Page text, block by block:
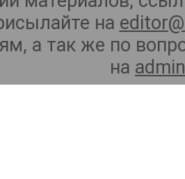
на
а так же по
на